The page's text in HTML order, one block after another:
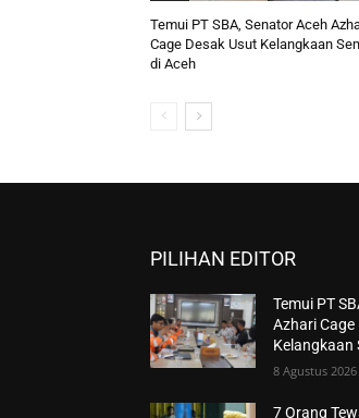
Temui PT SBA, Senator Aceh
Cage Desak Usut Kelangkaan
di Aceh
PILIHAN EDITOR
Temui PT
Azhari Cage
Kelangkaan
8 Agustus 2026
7 Orang